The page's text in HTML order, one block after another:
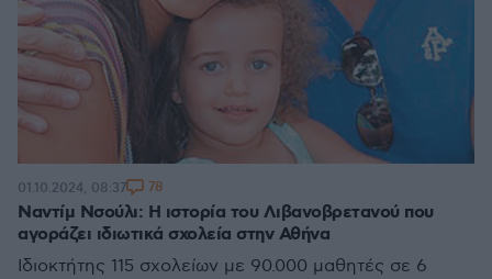
Ναντίμ Νσούλι: Η ιστορία του Λιβανοβρετανού που
αγοράζει ιδιωτικά σχολεία στην Αθήνα
Ιδιοκτήτης 115 σχολείων με 90.000 μαθητές σε 6
01.10.2024, 08:37 78